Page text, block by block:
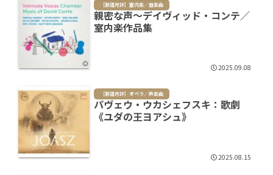
［新譜月評］室内楽／器楽曲
親密な声～デイヴィッド・コンテ／
室内楽作品集
2025.09.08
［新譜月評］オペラ／声楽曲
パヴェウ・ウカシェフスキ：歌劇
《ユダの王ヨアシュ》
2025.08.15